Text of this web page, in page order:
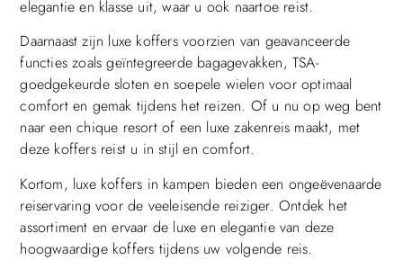
elegantie en klasse uit, waar u ook naartoe reist.
Daarnaast zijn luxe koffers voorzien van geavanceerde
functies zoals geïntegreerde bagagevakken, TSA-
goedgekeurde sloten en soepele wielen voor optimaal
comfort en gemak tijdens het reizen. Of u nu op weg bent
naar een chique resort of een luxe zakenreis maakt, met
deze koffers reist u in stijl en comfort.
Kortom, luxe koffers in kampen bieden een ongeëvenaarde
reiservaring voor de veeleisende reiziger. Ontdek het
assortiment en ervaar de luxe en elegantie van deze
hoogwaardige koffers tijdens uw volgende reis.